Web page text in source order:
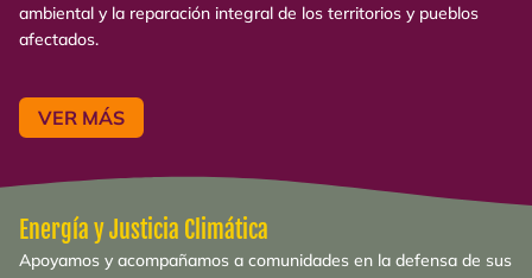
ambiental y la reparación integral de los territorios y pueblos
afectados.
VER MÁS
Energía y Justicia Climática
Apoyamos y acompañamos a comunidades en la defensa de sus